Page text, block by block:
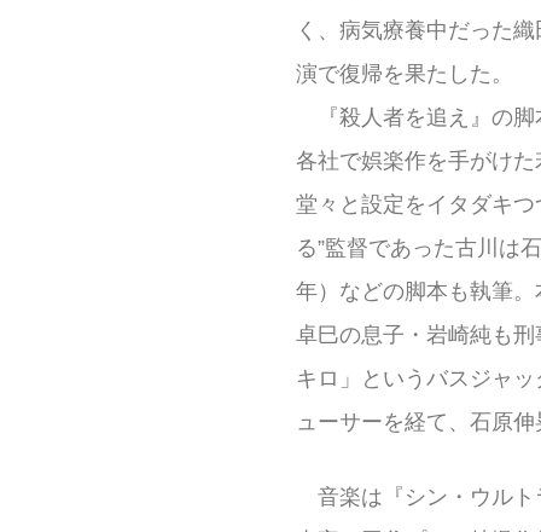
く、病気療養中だった
演で復帰を果たした。
『殺人者を追え』の脚
各社で娯楽作を手がけ
堂々と設定をイタダキ
る”監督であった古川は
年）などの脚本も執筆
卓巳の息子・岩崎純も
キロ」というバスジャ
ューサーを経て、石原
音楽は『シン・ウルト